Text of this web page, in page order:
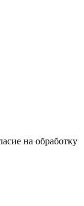
на обработку